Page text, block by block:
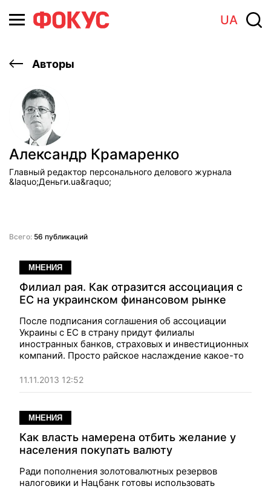
UA
Авторы
Александр Крамаренко
Главный редактор персонального делового журнала
&laquo;Деньги.ua&raquo;
Всего: 56 публикаций
МНЕНИЯ
Филиал рая. Как отразится ассоциация с
ЕС на украинском финансовом рынке
После подписания соглашения об ассоциации
Украины с ЕС в страну придут филиалы
иностранных банков, страховых и инвестиционных
компаний. Просто райское наслаждение какое-то
11.11.2013 12:52
МНЕНИЯ
Как власть намерена отбить желание у
населения покупать валюту
Ради пополнения золотовалютных резервов
налоговики и Нацбанк готовы использовать